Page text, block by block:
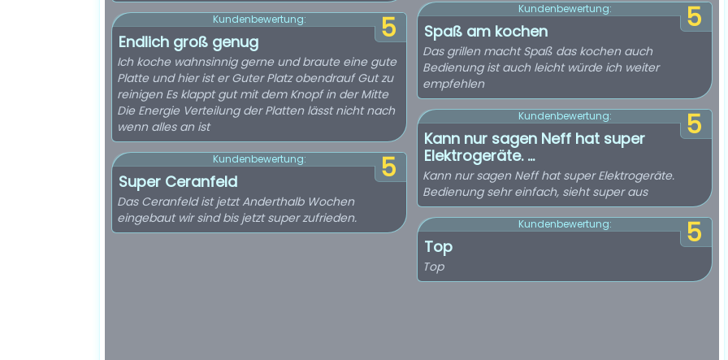
5
Kundenbewertung:
Endlich groß genug
Ich koche wahnsinnig gerne und braute eine gute
Platte und hier ist er Guter Platz obendrauf Gut zu
reinigen Es klappt gut mit dem Knopf in der Mitte
Die Energie Verteilung der Platten lässt nicht nach
wenn alles an ist
5
Kundenbewertung:
Super Ceranfeld
Das Ceranfeld ist jetzt Anderthalb Wochen
eingebaut wir sind bis jetzt super zufrieden.
5
Kundenbewertung:
Spaß am kochen
Das grillen macht Spaß das kochen auch
Bedienung ist auch leicht würde ich weiter
empfehlen
5
Kundenbewertung:
Kann nur sagen Neff hat super
Elektrogeräte. ...
Kann nur sagen Neff hat super Elektrogeräte.
Bedienung sehr einfach, sieht super aus
5
Kundenbewertung:
Top
Top